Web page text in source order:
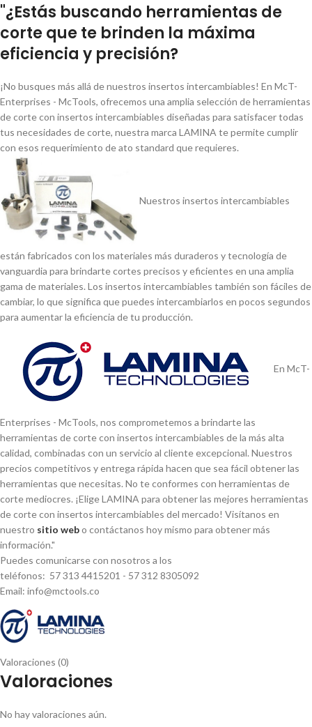
"¿Estás buscando herramientas de
corte que te brinden la máxima
eficiencia y precisión?
¡No busques más allá de nuestros insertos intercambiables! En McT-
Enterprises - McTools, ofrecemos una amplia selección de herramientas
de corte con insertos intercambiables diseñadas para satisfacer todas
tus necesidades de corte, nuestra marca LAMINA te permite cumplir
con esos requerimiento de ato standard que requieres.
Nuestros insertos intercambiables
están fabricados con los materiales más duraderos y tecnologí­a de
vanguardia para brindarte cortes precisos y eficientes en una amplia
gama de materiales. Los insertos intercambiables también son fáciles de
cambiar, lo que significa que puedes intercambiarlos en pocos segundos
para aumentar la eficiencia de tu producción.
En McT-
Enterprises - McTools, nos comprometemos a brindarte las
herramientas de corte con insertos intercambiables de la más alta
calidad, combinadas con un servicio al cliente excepcional. Nuestros
precios competitivos y entrega rápida hacen que sea fácil obtener las
herramientas que necesitas. No te conformes con herramientas de
corte mediocres. ¡Elige LAMINA para obtener las mejores herramientas
de corte con insertos intercambiables del mercado! Visí­tanos en
nuestro sitio webo contáctanos hoy mismo para obtener más
información."
Puedes comunicarse con nosotros a los
teléfonos: 57 313 4415201 - 57 312 8305092
Email: info@mctools.co
Valoraciones (0)
Valoraciones
No hay valoraciones aún.